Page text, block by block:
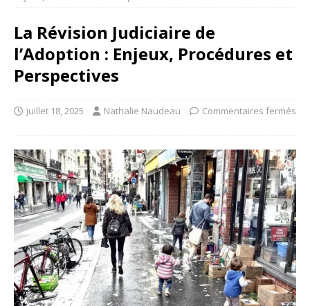
La Révision Judiciaire de
l’Adoption : Enjeux, Procédures et
Perspectives
juillet 18, 2025 Nathalie Naudeau Commentaires fermés